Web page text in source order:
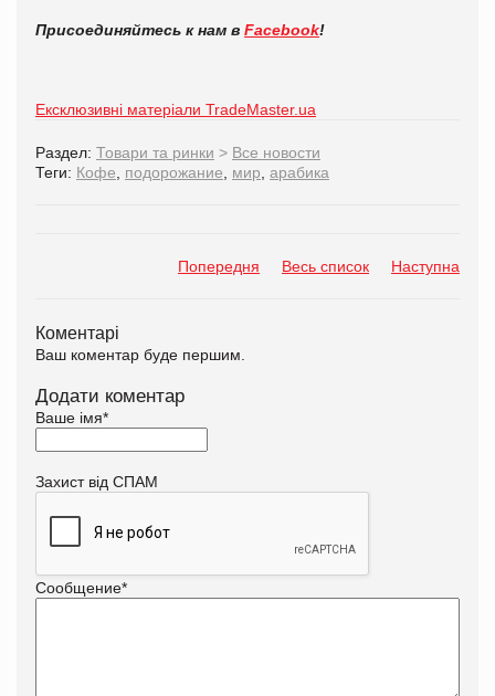
Присоединяйтесь к нам в Facebook!
Ексклюзивні матеріали TradeMaster.ua
Раздел: Товари та ринки > Все новости
Теги: Кофе подорожание мир арабика
Попередня Весь список Наступна
Коментарі
Ваш коментар буде першим.
Додати коментар
Ваше імя*
Захист від СПАМ
Сообщение*